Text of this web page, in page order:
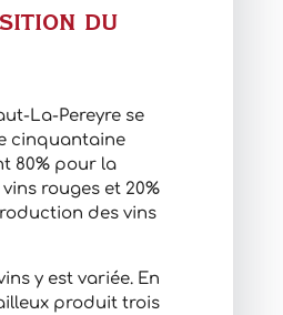
du
La-Pereyre se
cinquantaine
80% pour la
rouges et 20%
des vins
y est variée. En
produit trois